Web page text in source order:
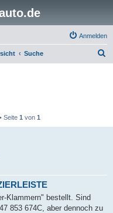
Anmelden
Suche
Seite 1 von 1
Klammern" bestellt. Sind
853 674C, aber dennoch zu